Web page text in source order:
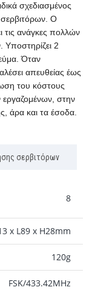
σχεδιασμένος
σερβιτόρων. Ο
τις ανάγκες πολλών
2
Όταν
απευθείας έως
του κόστους
εργαζομένων, στην
άρα και τα έσοδα.
σερβιτόρων
8
x L89 x H28mm
120g
FSK/433.42MHz